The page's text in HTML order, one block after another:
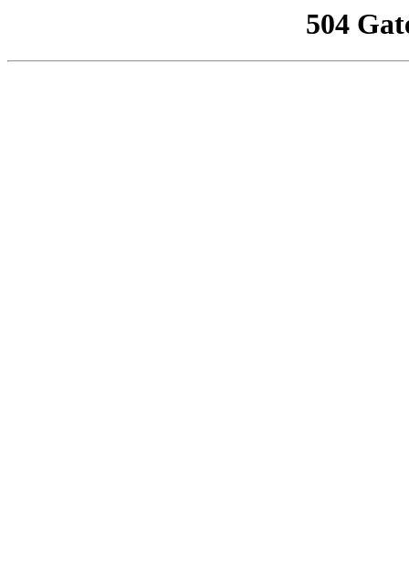
504